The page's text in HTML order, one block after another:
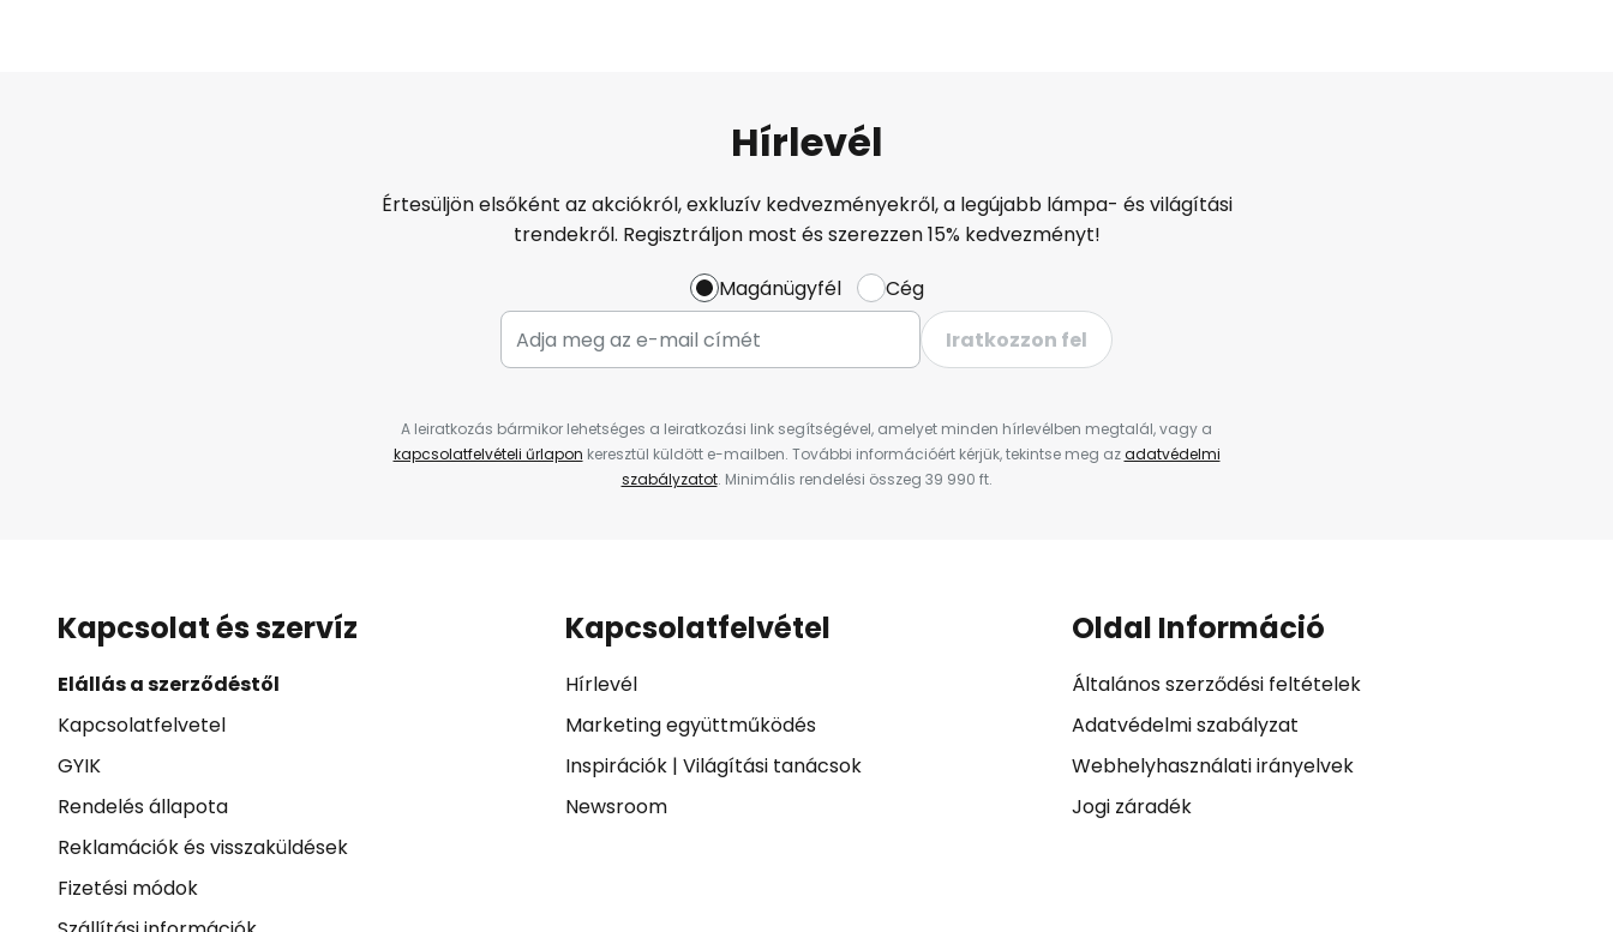
Hírlevél
Értesüljön elsőként az akciókról, exkluzív kedvezményekről, a legújabb lámpa- és világítási
trendekről. Regisztráljon most és szerezzen 15% kedvezményt!
Magánügyfél
Cég
Iratkozzon fel
A leiratkozás bármikor lehetséges a leiratkozási link segítségével, amelyet minden hírlevélben megtalál, vagy a
kapcsolatfelvételi űrlapon keresztül küldött e-mailben. További információért kérjük, tekintse meg azadatvédelmi
szabályzatot. Minimális rendelési összeg 39 990 ft.
Kapcsolat és szervíz
Elállás a szerződéstől
Kapcsolatfelvetel
GYIK
Rendelés állapota
Reklamációk és visszaküldések
Fizetési módok
Kapcsolatfelvétel
Hírlevél
Marketing együttműködés
Inspirációk| Világítási tanácsok
Newsroom
Oldal Információ
Általános szerződési feltételek
Adatvédelmi szabályzat
Webhelyhasználati irányelvek
Jogi záradék